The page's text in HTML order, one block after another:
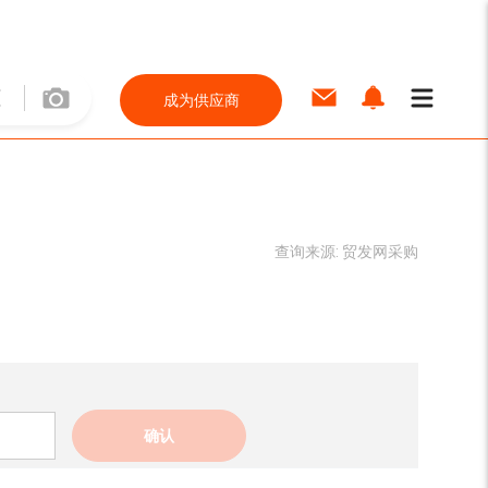
成为供应商
查询来源: 贸发网采购
确认